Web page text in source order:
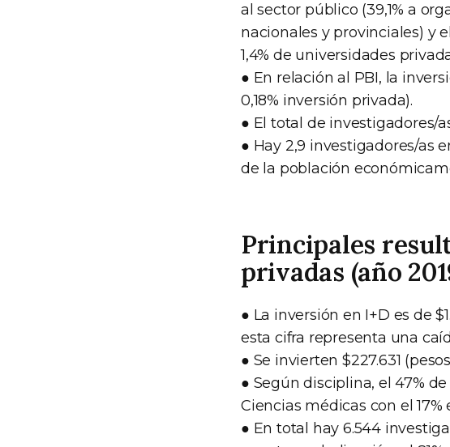
al sector público (39,1% a
nacionales y provinciales) y
1,4% de universidades
● En relación al PBI, la
0,18% inversión privada).
● El total de investigadores/
● Hay 2,9 investigadores/as
de la población
Principales
privadas (año
● La inversión en I+D es de
esta cifra representa una
● Se invierten $227.631
● Según disciplina, el 47%
Ciencias médicas con el
● En total hay 6.544